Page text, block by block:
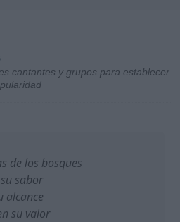
cantantes y grupos para establecer
de los bosques
sabor
alcance
su valor